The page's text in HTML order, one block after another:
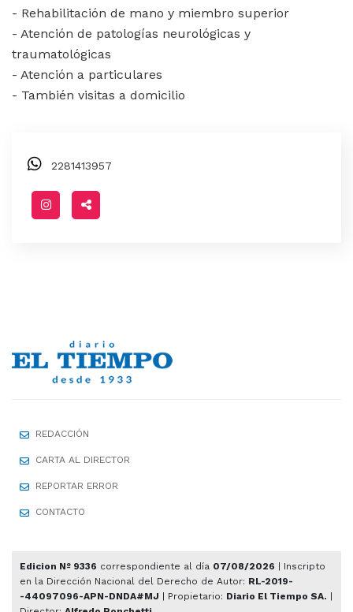
- Rehabilitación de mano y miembro superior
- Atención de patologías neurológicas y
traumatológicas
- Atención a particulares
- También visitas a domicilio
2281413957
REDACCIÓN
CARTA AL DIRECTOR
REPORTAR ERROR
CONTACTO
Edicion Nº 9336 correspondiente al día 07/08/2026 | Inscripto
en la Dirección Nacional del Derecho de Autor: RL-2019-
-44097096-APN-DNDA#MJ | Propietario: Diario El Tiempo SA.